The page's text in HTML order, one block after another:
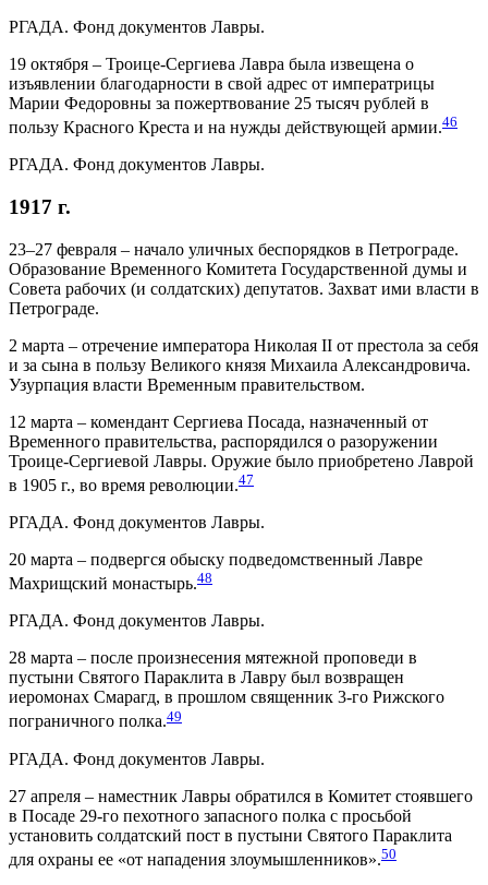
РГАДА. Фонд документов Лавры.
19 октября – Троице-Сергиева Лавра была извещена о
изъявлении благодарности в свой адрес от императрицы
Марии Федоровны за пожертвование 25 тысяч рублей в
пользу Красного Креста и на нужды действующей армии.46
РГАДА. Фонд документов Лавры.
1917 г.
23–27 февраля – начало уличных беспорядков в Петрограде.
Образование Временного Комитета Государственной думы и
Совета рабочих (и солдатских) депутатов. Захват ими власти в
Петрограде.
2 марта – отречение императора Николая II от престола за себя
и за сына в пользу Великого князя Михаила Александровича.
Узурпация власти Временным правительством.
12 марта – комендант Сергиева Посада, назначенный от
Временного правительства, распорядился о разоружении
Троице-Сергиевой Лавры. Оружие было приобретено Лаврой
в 1905 г., во время революции.47
РГАДА. Фонд документов Лавры.
20 марта – подвергся обыску подведомственный Лавре
Махрищский монастырь.48
РГАДА. Фонд документов Лавры.
28 марта – после произнесения мятежной проповеди в
пустыни Святого Параклита в Лавру был возвращен
иеромонах Смарагд, в прошлом священник 3-го Рижского
пограничного полка.49
РГАДА. Фонд документов Лавры.
27 апреля – наместник Лавры обратился в Комитет стоявшего
в Посаде 29-го пехотного запасного полка с просьбой
установить солдатский пост в пустыни Святого Параклита
для охраны ее «от нападения злоумышленников».50